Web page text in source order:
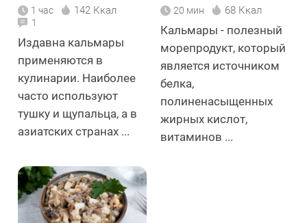
1 час 142 Ккал
1
Издавна кальмары
применяются в
кулинарии. Наиболее
часто используют
тушку и щупальца, а в
азиатских странах ...
20 мин 68 Ккал
Кальмары - полезный
морепродукт, который
является источником
белка,
полиненасыщенных
жирных кислот,
витаминов ...